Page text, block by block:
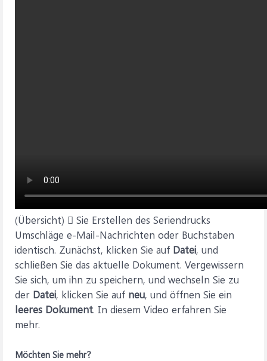
(Übersicht)  Sie Erstellen des Seriendrucks
Umschläge e-Mail-Nachrichten oder Buchstaben
identisch. Zunächst, klicken Sie auf Datei, und
schließen Sie das aktuelle Dokument. Vergewissern
Sie sich, um ihn zu speichern, und wechseln Sie zu
der Datei, klicken Sie auf neu, und öffnen Sie ein
leeres Dokument. In diesem Video erfahren Sie
mehr.
Möchten Sie mehr?